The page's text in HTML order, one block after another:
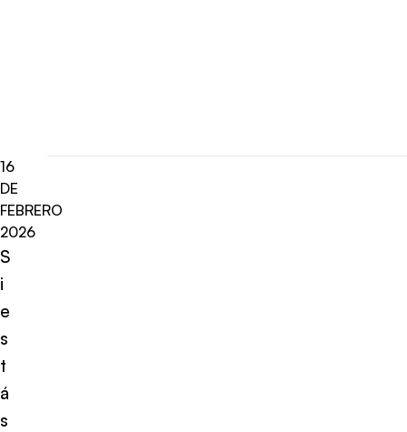
16
DE
FEBRERO
2026
S
i
e
s
t
á
s